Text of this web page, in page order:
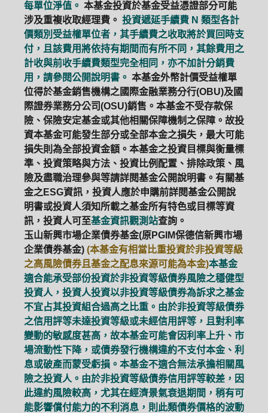
每單位淨值。 本基金投資於基金受益憑證部分可能
涉及重複收取經理費。 投資遞延手續費 N 類型各計
價類別受益權單位者，其手續費之收取將於買回時支
付，且該費用將依持有期間而有所不同，其餘費用之
計收與前收手續費類型完全相同，亦不加計分銷費
用，請參閱公開說明書。 本基金外幣計價受益權單
位得於基金銷售機構之國際金融業務分行(OBU)及國
際證券業務分公司(OSU)銷售。本基金不受存款保
險、保險安定基金或其他相關保障機制之保障。故投
資本基金可能發生部分或全部本金之損失，最大可能
損失則為全部投資金額。本基金之投資目標與衡量標
準、投資策略與方法、投資比例配置、排除政策、風
險及盡職治理參與等請詳閱基金公開說明書。有關基
金之ESG資訊，投資人應於申購前詳閱基金公開說
明書或投資人須知所載之基金所有特色或目標等資
訊，投資人可至基金資訊觀測站查詢。
玉山新興市場企業債券基金(原PGIM保德信新興市場
企業債券基金) (本基金有相當比重投資於非投資等級
之高風險債券且基金之配息來源可能為本金)本基金
適合能承受部份投資於非投資等級債券風險之穩健型
投資人，投資人投資以非投資等級債券為訴求之基金
不宜占其投資組合過高之比重。由於非投資等級債券
之信用評等未達投資等級或未經信用評等，且對利率
變動的敏感度甚高，故本基金可能會因利率上升、市
場流動性下降，或債券發行機構違約不支付本金、利
息或破產而蒙受虧損。本基金不適合無法承擔相關風
險之投資人。由於非投資等級債券信用評等較差，因
此違約風險較高，尤其在經濟景氣衰退期間，稍有可
能影響償付能力的不利消息，則此類債券價格的波動